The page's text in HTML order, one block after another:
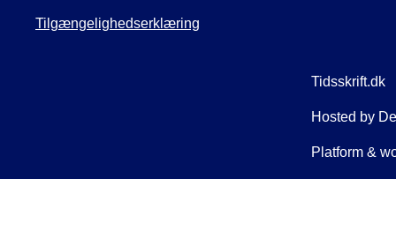
Tilgængelighedserklæring